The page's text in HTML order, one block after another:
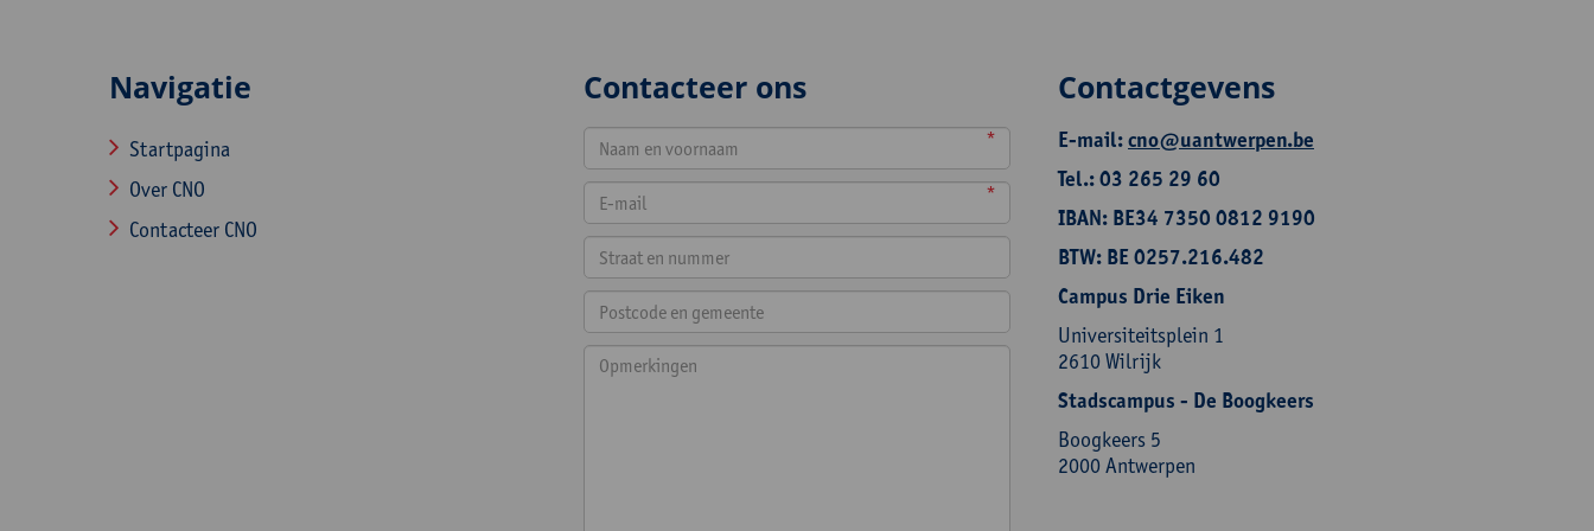
Navigatie
Startpagina
Over CNO
Contacteer CNO
Contacteer ons
*
*
Contactgevens
E-mail:cno@uantwerpen.be
Tel.: 03 265 29 60
IBAN: BE34 7350 0812 9190
BTW: BE 0257.216.482
Campus Drie Eiken
Universiteitsplein 1
2610 Wilrijk
Stadscampus - De Boogkeers
Boogkeers 5
2000 Antwerpen